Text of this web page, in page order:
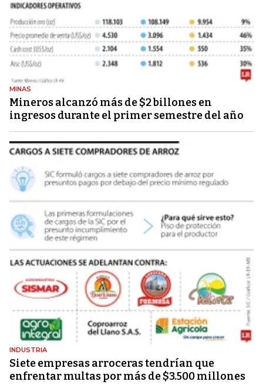
MINAS
Mineros alcanzó más de $2 billones en
ingresos durante el primer semestre del año
INDUSTRIA
Siete empresas arroceras tendrían que
enfrentar multas por más de $3.500 millones